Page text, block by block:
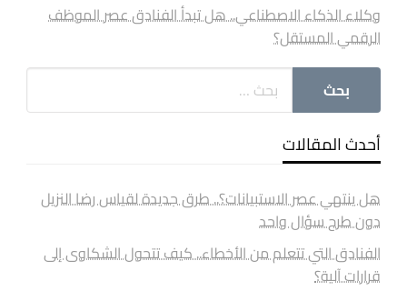
وكلاء الذكاء الاصطناعي.. هل تبدأ الفنادق عصر الموظف
الرقمي المستقل؟
أحدث المقالات
هل ينتهي عصر الاستبيانات؟.. طرق جديدة لقياس رضا النزيل
دون طرح سؤال واحد
الفنادق التي تتعلم من الأخطاء.. كيف تتحول الشكاوى إلى
قرارات آلية؟